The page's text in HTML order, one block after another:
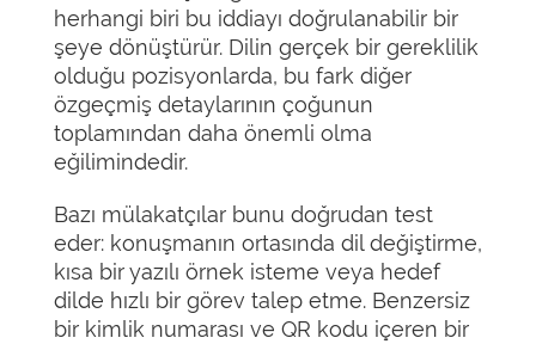
herhangi biri bu iddiayı doğrulanabilir bir
şeye dönüştürür. Dilin gerçek bir gereklilik
olduğu pozisyonlarda, bu fark diğer
özgeçmiş detaylarının çoğunun
toplamından daha önemli olma
eğilimindedir.
Bazı mülakatçılar bunu doğrudan test
eder: konuşmanın ortasında dil değiştirme,
kısa bir yazılı örnek isteme veya hedef
dilde hızlı bir görev talep etme. Benzersiz
bir kimlik numarası ve QR kodu içeren bir